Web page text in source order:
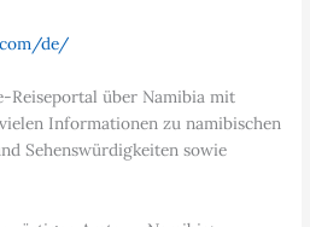
de/
über Namibia mit
Informationen zu namibischen
Sehenswürdigkeiten sowie